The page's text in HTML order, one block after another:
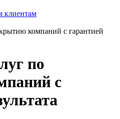
клиентам
компаний с гарантией
по
с